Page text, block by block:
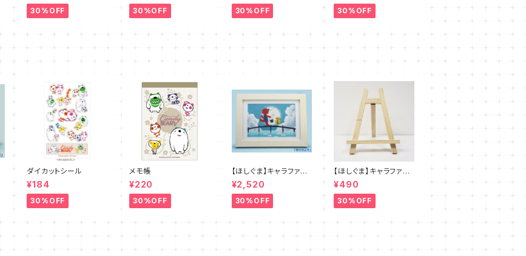
30%OFF 30%OFF 30%OFF 30%OFF
ダイカットシール
¥184
30%OFF
メモ帳
¥220
30%OFF
【ほしぐま】キャラファイ
ンミニ４種
¥2,520
30%OFF
【ほしぐま】キャラファイ
ンボード用卓上イーゼ
ル
¥490
30%OFF